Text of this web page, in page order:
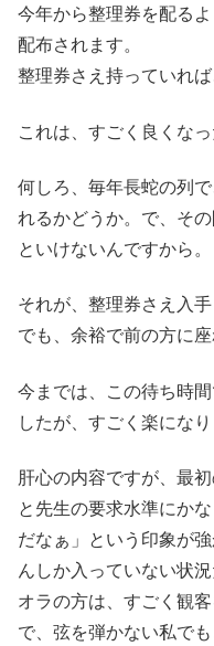
今年から整理券を配る
配布されます。
整理券さえ持っていれ
これは、すごく良くなっ
何しろ、毎年長蛇の列
れるかどうか。で、そ
といけないんですから。
それが、整理券さえ入
でも、余裕で前の方に
今までは、この待ち時
したが、すごく楽になり
肝心の内容ですが、最
と先生の要求水準にか
だなぁ」という印象が
んしか入っていない状
オラの方は、すごく観
で、弦を弾かない私で